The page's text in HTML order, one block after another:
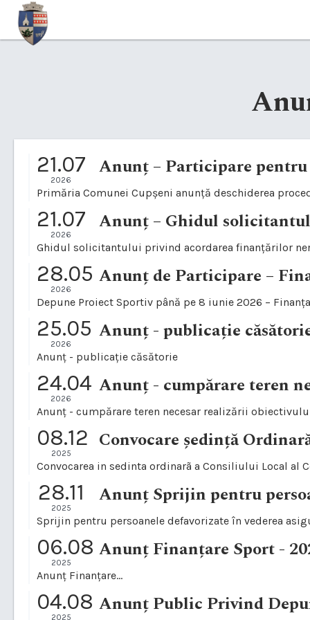
21.07
2026
21.07
2026
28.05
2026
Depune Proiect Sportiv până pe 8 iunie 2026 –
25.05
2026
Anunț - publicație
Anunț - publicație căsătorie
24.04
2026
08.12
2025
Convocare ședință
28.11
2025
Sprijin pentru persoanele defavorizate în vederea
06.08
2025
Anunț Finanțare Sport -
Anunț Finanțare...
04.08
2025